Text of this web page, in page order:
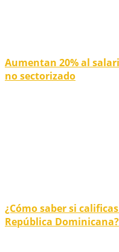
Aumentan 20% al
no sectorizado
¿Cómo saber si
República Dominicana?